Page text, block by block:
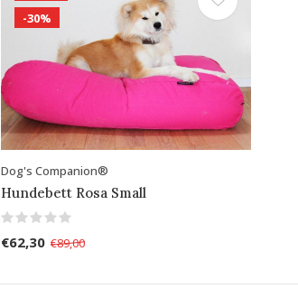
-30%
Dog's Companion®
Hundebett Rosa Small
€62,30 €89,00